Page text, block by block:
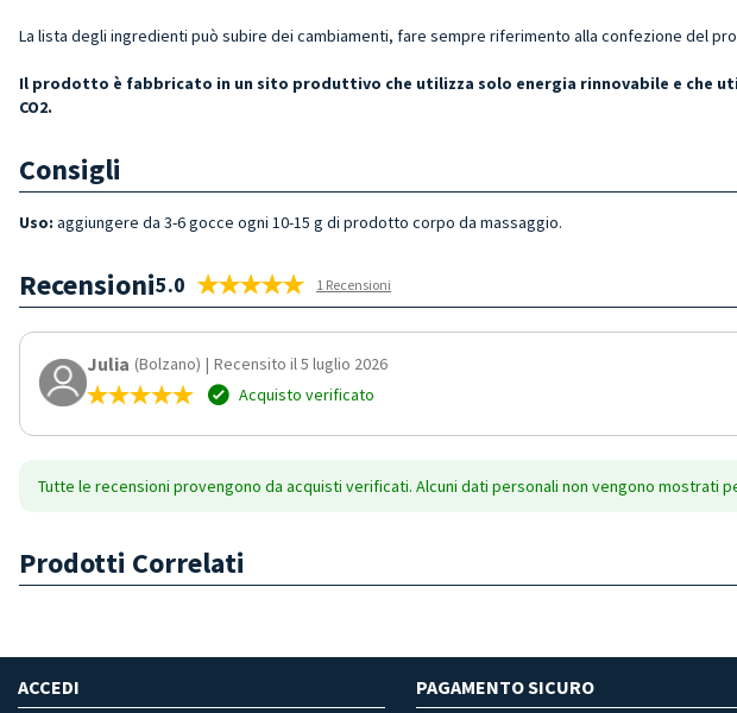
La lista degli ingredienti può subire dei cambiamenti, fare sempre riferimento alla confezione del
Il prodotto è fabbricato in un sito produttivo che utilizza solo energia rinnovabile e che
CO2.
Consigli
Uso: aggiungere da 3-6 gocce ogni 10-15 g di prodotto corpo da massaggio.
Recensioni5.0 1 Recensioni
Julia (Bolzano) | Recensito il 5 luglio 2026
Acquisto verificato
Tutte le recensioni provengono da acquisti verificati. Alcuni dati personali non vengono mostrati
Prodotti Correlati
ACCEDI PAGAMENTO SICURO